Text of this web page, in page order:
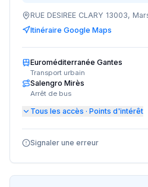
RUE DESIREE CLARY 13003,
Itinéraire Google Maps
Euroméditerranée Gantes
Transport urbain
Salengro Mirès
Arrêt de bus
Tous les accès · Points d'intérêt
Signaler une erreur